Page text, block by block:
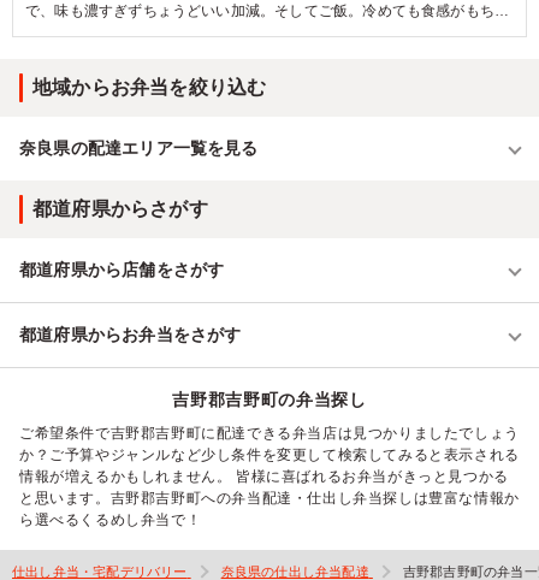
で、味も濃すぎずちょうどいい加減。そしてご飯。冷めても食感がもちも
ちであじフライをより美味しく味わえました。
地域からお弁当を絞り込む
奈良県の配達エリア一覧を見る
都道府県からさがす
都道府県から店舗をさがす
都道府県からお弁当をさがす
吉野郡吉野町の弁当探し
ご希望条件で吉野郡吉野町に配達できる弁当店は見つかりましたでしょう
か？ご予算やジャンルなど少し条件を変更して検索してみると表示される
情報が増えるかもしれません。 皆様に喜ばれるお弁当がきっと見つかる
と思います。吉野郡吉野町への弁当配達・仕出し弁当探しは豊富な情報か
ら選べるくるめし弁当で！
仕出し弁当・宅配デリバリー 奈良県の仕出し弁当配達 吉野郡吉野町の弁当